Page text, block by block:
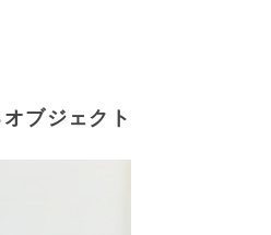
ブジェクト